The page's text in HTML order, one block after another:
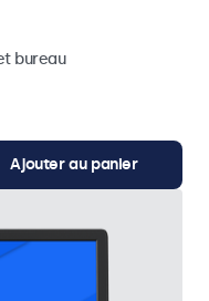
bureau
Ajouter au panier